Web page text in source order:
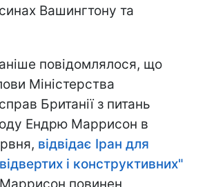
Вашингтону та
повідомлялося, що
Міністерства
Британії з питань
Ендрю Маррисон в
відвідає Іран для
і конструктивних"